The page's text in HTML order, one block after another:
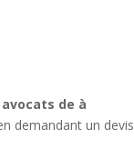
avocats de à
demandant un devis